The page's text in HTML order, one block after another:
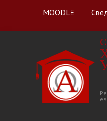
MOODLE